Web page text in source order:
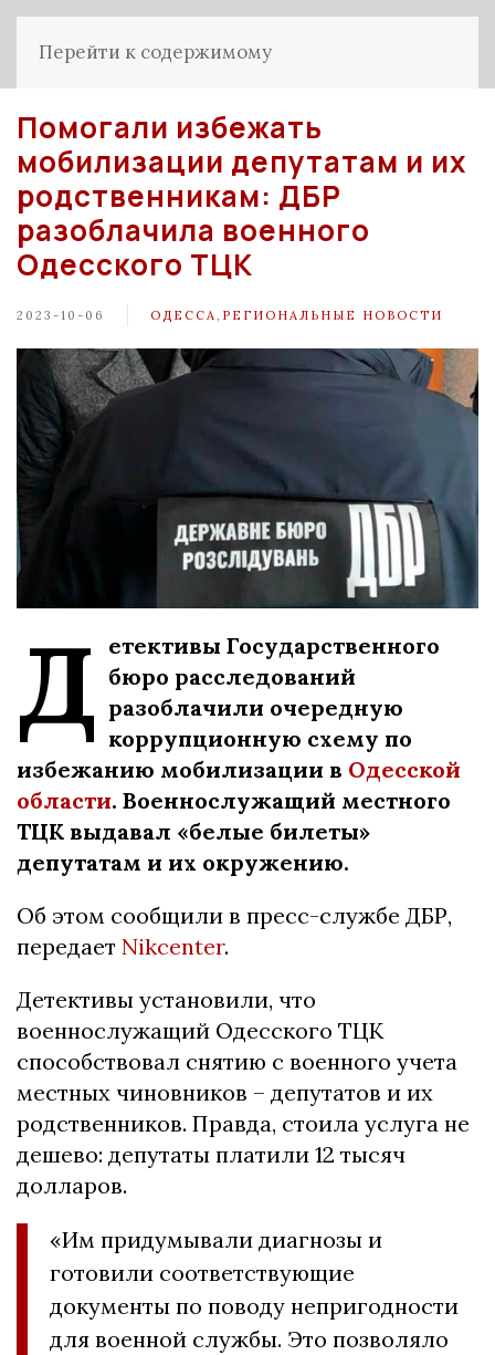
Перейти к содержимому
Помогали избежать
мобилизации депутатам и их
родственникам: ДБР
разоблачила военного
Одесского ТЦК
2023-10-06 ОДЕССА РЕГИОНАЛЬНЫЕ НОВОСТИ
Д етективы Государственного
бюро расследований
разоблачили очередную
коррупционную схему по
избежанию мобилизации в Одесской
области. Военнослужащий местного
ТЦК выдавал «белые билеты»
депутатам и их окружению.
Об этом сообщили в пресс-службе ДБР,
передает Nikcenter.
Детективы установили, что
военнослужащий Одесского ТЦК
способствовал снятию с военного учета
местных чиновников – депутатов и их
родственников. Правда, стоила услуга не
дешево: депутаты платили 12 тысяч
долларов.
«Им придумывали диагнозы и
готовили соответствующие
документы по поводу непригодности
для военной службы. Это позволяло